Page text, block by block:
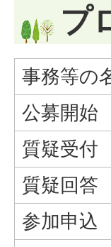
プ
事務等の
公募開始
質疑受付
質疑回答
参加申込